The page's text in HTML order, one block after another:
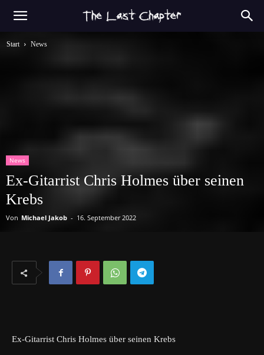
Start News
News
Ex-Gitarrist Chris Holmes über seinen
Krebs
Von Michael Jakob - 16. September 2022
Ex-Gitarrist Chris Holmes über seinen Krebs